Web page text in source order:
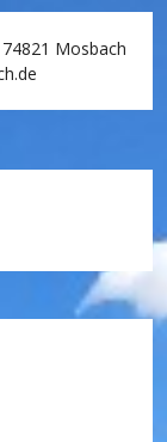
Mosbach